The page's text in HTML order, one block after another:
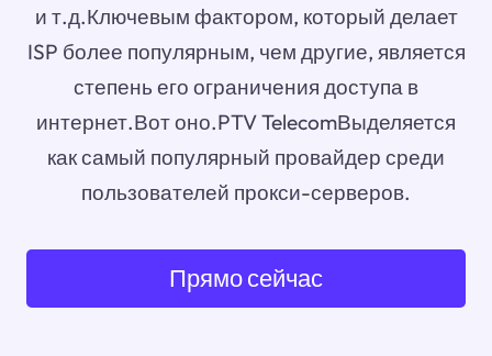
и т.д.Ключевым фактором, который делает
ISP более популярным, чем другие, является
степень его ограничения доступа в
интернет.Вот оно.PTV TelecomВыделяется
как самый популярный провайдер среди
пользователей прокси-серверов.
Прямо сейчас